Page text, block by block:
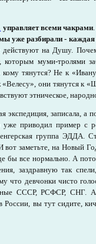
управляет всеми чакрами
уже разбирали -
действуют на Душу.
муми-тролями
тянутся? Не к
они тянутся к
этническое,
экспедиция, записала, а
приводил пример с
группа ЭДДА.
вот заметьте, на Новый
бы все нормально. А
заздравную так
что девчонки чисто
СССР, РСФСР, СНГ.
России, вы тут сидите,